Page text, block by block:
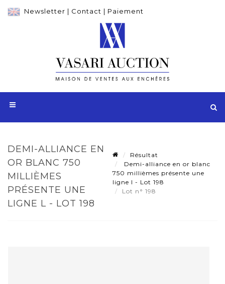
Newsletter | Contact | Paiement
DEMI-ALLIANCE EN
OR BLANC 750
MILLIÈMES
PRÉSENTE UNE
LIGNE L - LOT 198
Résultat
Demi-alliance en or blanc
750 millièmes présente une
ligne l - Lot 198
Lot n° 198